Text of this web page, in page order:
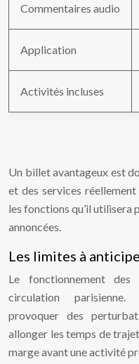
Commentaires audio
Application
Activités incluses
Un billet avantageux est
et des services
les fonctions qu’il utilisera
annoncées.
Les limites à
Le fonctionnement
circulation parisienne.
provoquer des
allonger les temps de
marge avant une activité